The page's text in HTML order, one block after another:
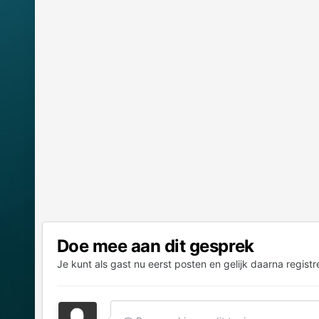
Doe mee aan dit gesprek
Je kunt als gast nu eerst posten en gelijk daarna